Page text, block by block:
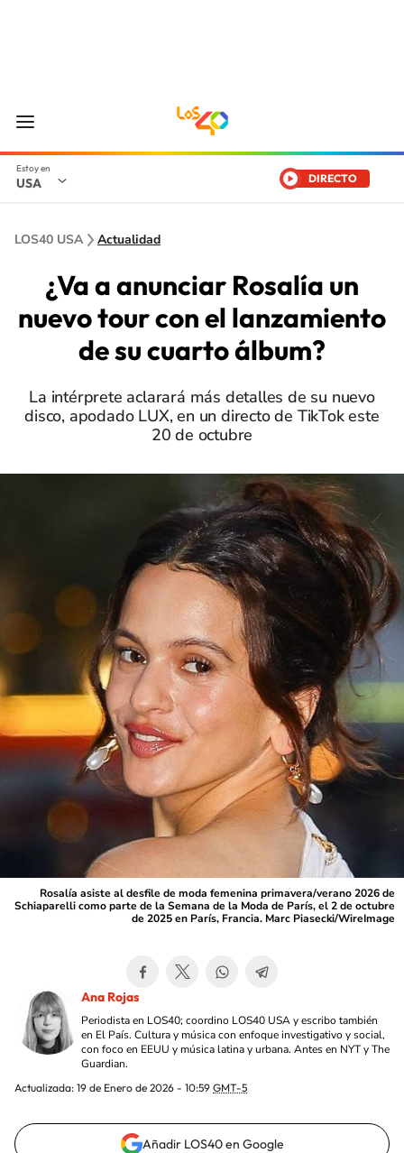
USA DIRECTO
LOS40 USA Actualidad
¿Va a anunciar Rosalía un
nuevo tour con el lanzamiento
de su cuarto álbum?
La intérprete aclarará más detalles de su nuevo
disco, apodado LUX, en un directo de TikTok este
20 de octubre
Rosalía asiste al desfile de moda femenina primavera/verano 2026 de
Schiaparelli como parte de la Semana de la Moda de París, el 2 de octubre
de 2025 en París, Francia. Marc Piasecki/WireImage
Ana Rojas
Periodista en LOS40; coordino LOS40 USA y escribo también
en El País. Cultura y música con enfoque investigativo y social,
con foco en EEUU y música latina y urbana. Antes en NYT y The
Guardian.
Actualizada: 19 de Enero de 2026 - 10:59 GMT-5
Añadir LOS40 en Google